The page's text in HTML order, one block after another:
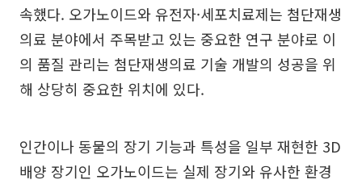
속했다. 오가노이드와 유전자·세포치료제는 첨단재생
의료 분야에서 주목받고 있는 중요한 연구 분야로 이
의 품질 관리는 첨단재생의료 기술 개발의 성공을 위
해 상당히 중요한 위치에 있다.
인간이나 동물의 장기 기능과 특성을 일부 재현한 3D
배양 장기인 오가노이드는 실제 장기와 유사한 환경